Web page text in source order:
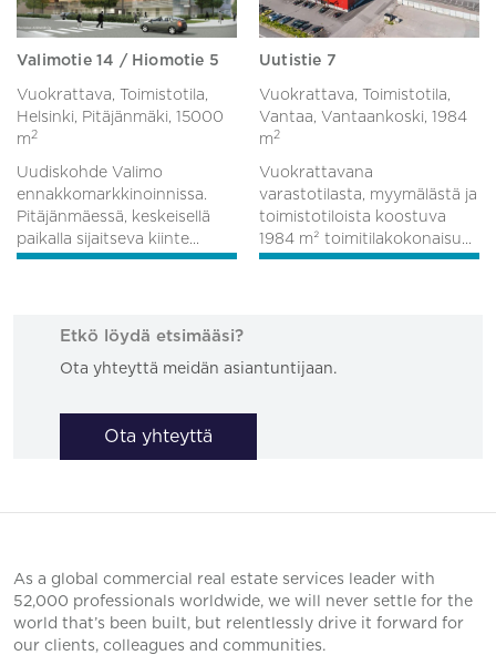
Valimotie 14 / Hiomotie 5
Vuokrattava, Toimistotila,
Helsinki, Pitäjänmäki, 15000
m 2
Uudiskohde Valimo
ennakkomarkkinoinnissa.
Pitäjänmäessä, keskeisellä
paikalla sijaitseva kiinte...
Uutistie 7
Vuokrattava, Toimistotila,
Vantaa, Vantaankoski, 1984
m 2
Vuokrattavana
varastotilasta, myymälästä ja
toimistotiloista koostuva
1984 m² toimitilakokonaisu...
Etkö löydä etsimääsi?
Ota yhteyttä meidän asiantuntijaan.
Ota yhteyttä
As a global commercial real estate services leader with
52,000 professionals worldwide, we will never settle for the
world that’s been built, but relentlessly drive it forward for
our clients, colleagues and communities.